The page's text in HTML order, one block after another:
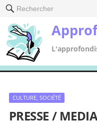
Rechercher
CULTURE, SOCIÉTÉ
PRESSE /